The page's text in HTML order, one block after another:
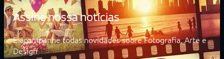
Assine nossa notícias
E acompanhe todas novidades sobre Fotografia, Arte e
Design